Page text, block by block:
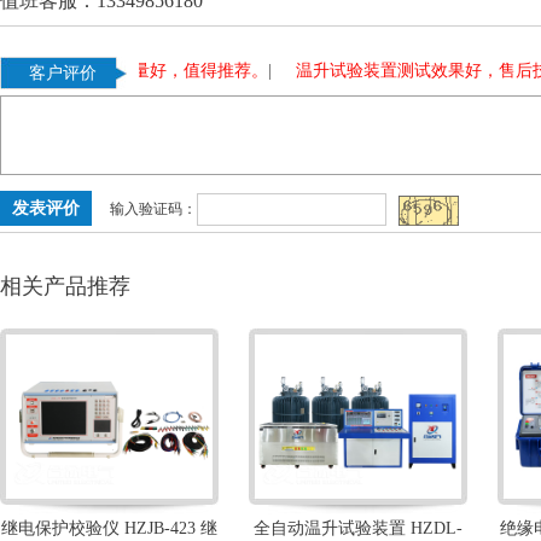
客户评价 |
使用多年，质量好，值得推荐。 温升试验装置测试效果好，售后
输入验证码：
相关产品推荐
继电保护校验仪 HZJB-423 继 全自动温升试验装置 HZDL- 绝缘